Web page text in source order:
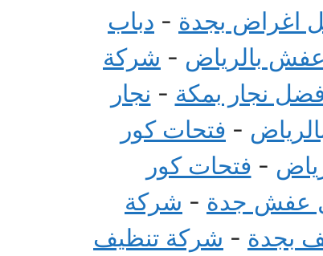
اغراض بجدة - دباب
بالرياض - شركة
نجار بمكة - نجار
- فتحات كور
- فتحات كور
عفش جدة - شركة
بجدة - شركة تنظيف